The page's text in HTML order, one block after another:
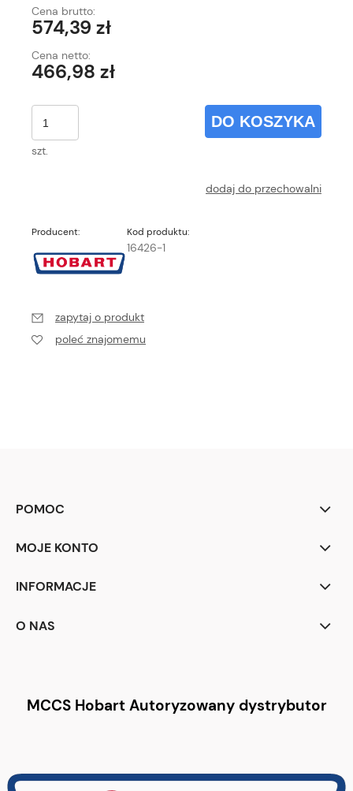
Cena brutto:
574,39 zł
Cena netto:
466,98 zł
szt.
DO KOSZYKA
dodaj do przechowalni
Producent: Kod produktu:
16426-1
zapytaj o produkt
poleć znajomemu
POMOC
MOJE KONTO
INFORMACJE
O NAS
MCCS Hobart Autoryzowany dystrybutor